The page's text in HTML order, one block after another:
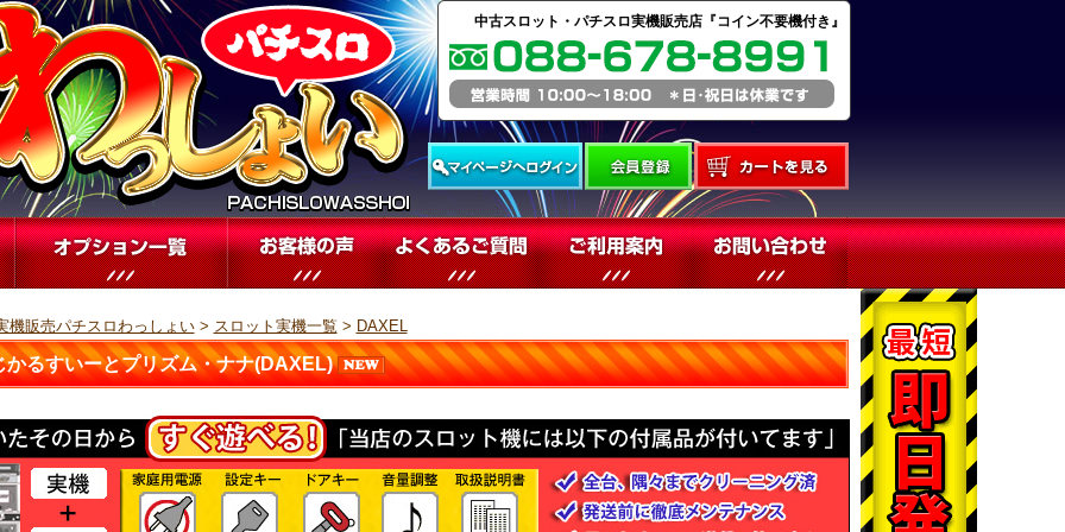
中古スロット・パチスロ実機販売店『コイン不要機付き』
機販売パチスロわっしょい> スロット実機一覧 > DAXEL
かるすいーとプリズム・ナナ(DAXEL)